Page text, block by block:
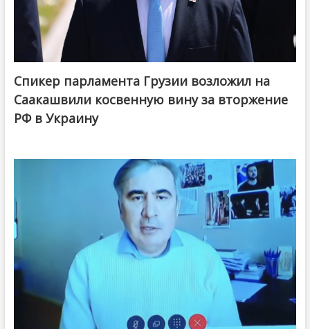
Спикер парламента Грузии возложил на
Саакашвили косвенную вину за вторжение
РФ в Украину